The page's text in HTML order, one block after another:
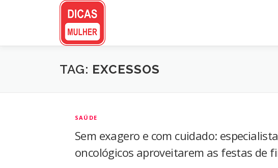
TAG: EXCESSOS
SAÚDE
Sem exagero e com cuidado:
oncológicos aproveitarem as festas de